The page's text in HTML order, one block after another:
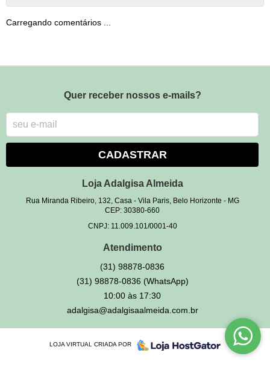
Carregando comentários ...
Quer receber nossos e-mails?
CADASTRAR
Loja Adalgisa Almeida
Rua Miranda Ribeiro, 132, Casa- Vila Paris, Belo Horizonte - MG
CEP: 30380-660
CNPJ: 11.009.101/0001-40
Atendimento
(31) 98878-0836
(31) 98878-0836 (WhatsApp)
10:00 às 17:30
adalgisa@adalgisaalmeida.com.br
LOJA VIRTUAL CRIADA POR